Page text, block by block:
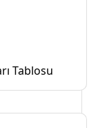
Tablosu